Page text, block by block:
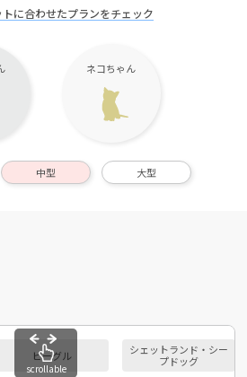
に合わせたプランをチェック
ネコちゃん
中型 大型
ビーグル
シェットランド・シー
プドッグ
scrollable